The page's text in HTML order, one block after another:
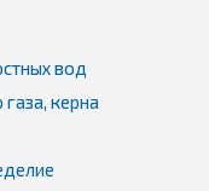
вод
керна